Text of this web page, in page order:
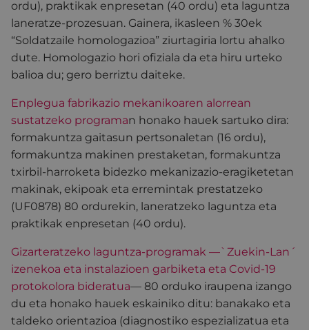
ordu), praktikak enpresetan (40 ordu) eta laguntza
laneratze-prozesuan. Gainera, ikasleen % 30ek
“Soldatzaile homologazioa” ziurtagiria lortu ahalko
dute. Homologazio hori ofiziala da eta hiru urteko
balioa du; gero berriztu daiteke.
Enplegua fabrikazio mekanikoaren alorrean
sustatzeko programan honako hauek sartuko dira:
formakuntza gaitasun pertsonaletan (16 ordu),
formakuntza makinen prestaketan, formakuntza
txirbil-harroketa bidezko mekanizazio-eragiketetan
makinak, ekipoak eta erremintak prestatzeko
(UF0878) 80 ordurekin, laneratzeko laguntza eta
praktikak enpresetan (40 ordu).
Gizarteratzeko laguntza-programak —`Zuekin-Lan´
izenekoa eta instalazioen garbiketa eta Covid-19
protokolora bideratua— 80 orduko iraupena izango
du eta honako hauek eskainiko ditu: banakako eta
taldeko orientazioa (diagnostiko espezializatua eta